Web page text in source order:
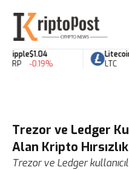
Ripple
XRP
$1.04
-0.19%
Litecoin
LTC
Trezor ve Ledger
Alan Kripto
Trezor ve Ledger